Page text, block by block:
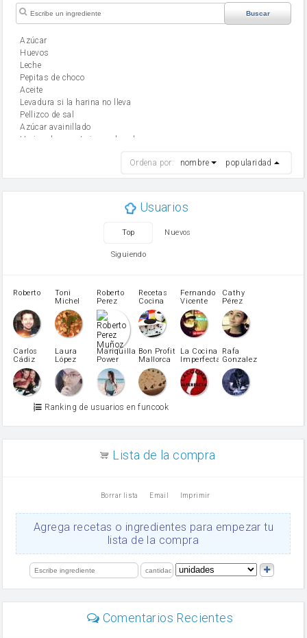
Buscar
Azúcar
huevos
leche
Pepitas de choco
aceite
Levadura si la harina no lleva
Pellizco de sal
Azúcar avainillado
Harina de reposteria con levadura
mantequilla
Opcional: Azúcar avainillado
patatas
pimiento rojo
Pimentón
pimiento verde
miel
vino blanco
Azúcar glass
Azúcar moreno
Zumo de limón
arroz
Ajos
salsa de soja
limón
Ordena por: nombre popularidad
Usuarios
Top Nuevos
Siguiendo
Roberto
Toni
Michel
Caubet
Roberto
Perez
Muñoz
Recetas
Cocina
Fernando
Vicente
Cathy
Pérez
Carlos
Cádiz
Laura
López
Martínez
Mariquilla
Power
Bon Profit
Mallorca
La Cocina
Imperfecta
Rafa
Gonzalez
Ranking de usuarios en funcook
Lista de la compra
Borrar lista Email Imprimir
Agrega recetas o ingredientes para empezar tu
lista de la compra
Comentarios Recientes